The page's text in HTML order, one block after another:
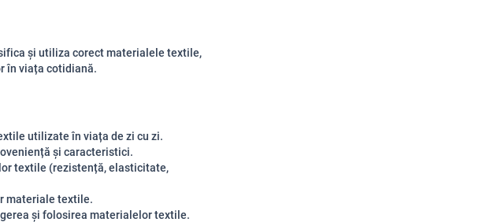
și utiliza corect materialele textile,
în viața cotidiană.
utilizate în viața de zi cu zi.
și caracteristici.
textile (rezistență, elasticitate,
materiale textile.
și folosirea materialelor textile.